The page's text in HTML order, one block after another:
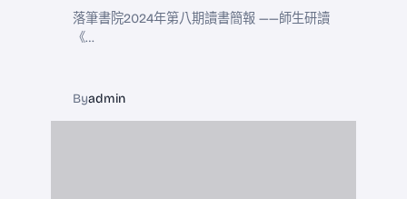
落筆書院2024年第八期讀書簡報 ——師生研讀
《…
Byadmin